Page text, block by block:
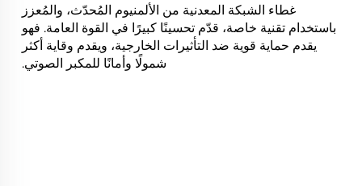
غطاء الشبكة المعدنية من الألمنيوم المُحدّث، والمُعزز
باستخدام تقنية خاصة، قدّم تحسينًا كبيرًا في القوة العامة. فهو
يقدم حماية قوية ضد التأثيرات الخارجية، ويقدم وقاية أكثر
شمولًا وأمانًا للمكبر الصوتي.